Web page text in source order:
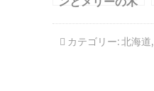
カテゴリー:北海道,